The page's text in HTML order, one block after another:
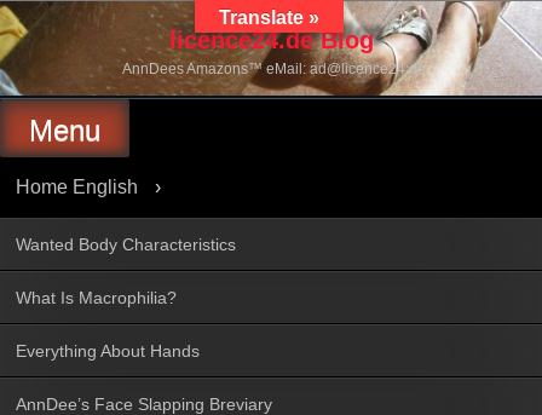
Skip
to
content
licence24.de Blog
AnnDees Amazons™ eMail: ad@licence24.de
Menu
Home English
Wanted Body Characteristics
What Is Macrophilia?
Everything About Hands
AnnDee’s Face Slapping Breviary
Translate »